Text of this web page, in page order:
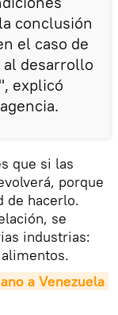
conclusión
el caso de
al desarrollo
explicó
que si las
porque
de hacerlo.
se
industrias:
a Venezuela